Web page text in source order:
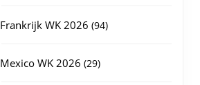
Frankrijk WK 2026 9494
Mexico WK 2026 2929